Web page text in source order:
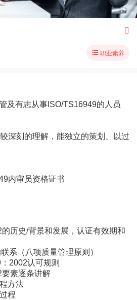

 职业素养
及有志从事ISO/TS16949的人员
深刻的理解，能独立的策划、以过
内审员资格证书
历史/背景和发展，认证有效期和
系（八项质量管理原则）
2002认可规则
素逐条讲解
方法
程